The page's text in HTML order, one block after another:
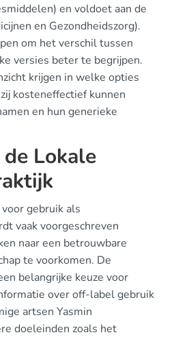
en voldoet aan de
en Gezondheidszorg).
om het verschil tussen
versies beter te begrijpen.
krijgen in welke opties
kosteneffectief kunnen
en hun generieke
Lokale
gebruik als
vaak voorgeschreven
naar een betrouwbare
te voorkomen. De
belangrijke keuze voor
over off-label gebruik
artsen Yasmin
doeleinden zoals het